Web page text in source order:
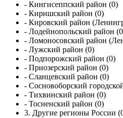
- Кингисеппский район (0)
- Киришский район (0)
- Кировский район
- Лодейнопольский район
- Ломоносовский район
- Лужский район (0)
- Подпорожский район (0)
- Приозерский район (0)
- Сланцевский район (0)
- Сосновоборский
- Тихвинский район (0)
- Тосненский район (0)
3. Другие регионы России